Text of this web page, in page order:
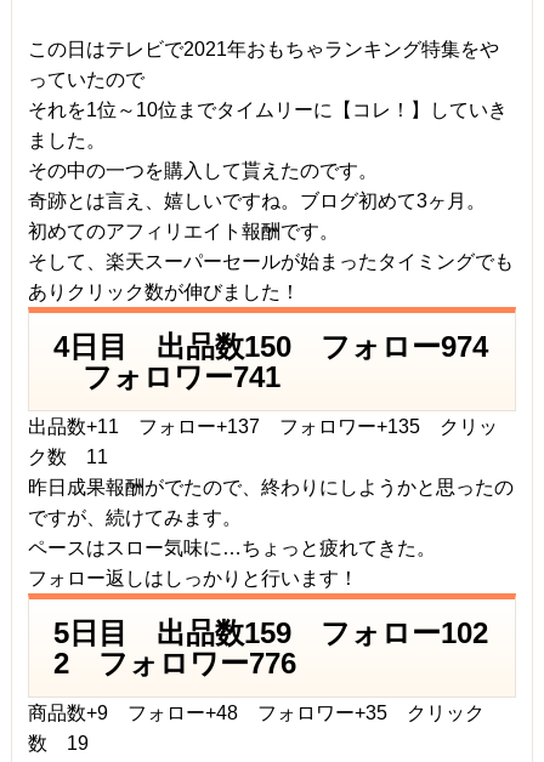
この日はテレビで2021年おもちゃランキング特集をや
っていたので
それを1位～10位までタイムリーに【コレ！】していき
ました。
その中の一つを購入して貰えたのです。
奇跡とは言え、嬉しいですね。ブログ初めて3ヶ月。
初めてのアフィリエイト報酬です。
そして、楽天スーパーセールが始まったタイミングでも
ありクリック数が伸びました！
4日目 出品数150 フォロー974
フォロワー741
出品数+11 フォロー+137 フォロワー+135 クリッ
ク数 11
昨日成果報酬がでたので、終わりにしようかと思ったの
ですが、続けてみます。
ペースはスロー気味に…ちょっと疲れてきた。
フォロー返しはしっかりと行います！
5日目 出品数159 フォロー102
2 フォロワー776
商品数+9 フォロー+48 フォロワー+35 クリック
数 19